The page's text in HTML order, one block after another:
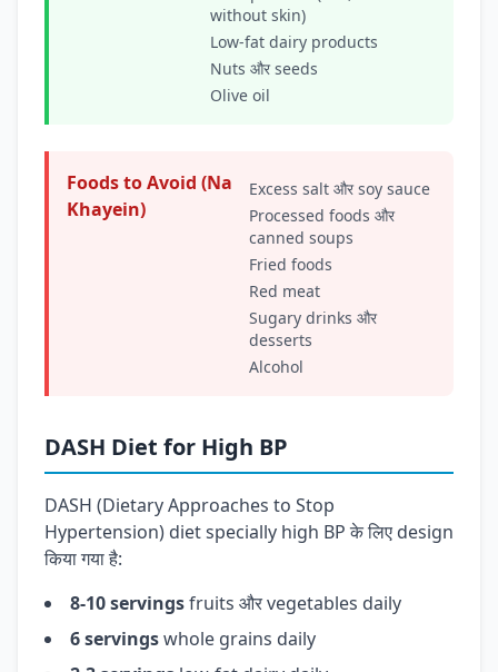
without skin)
Low-fat dairy products
Nuts और seeds
Olive oil
Foods to Avoid (Na
Khayein)
Excess salt और soy sauce
Processed foods और
canned soups
Fried foods
Red meat
Sugary drinks और
desserts
Alcohol
DASH Diet for High BP
DASH (Dietary Approaches to Stop
Hypertension) diet specially high BP के लिए design
किया गया है:
8-10 servingsfruits और vegetables daily
6 servingswhole grains daily